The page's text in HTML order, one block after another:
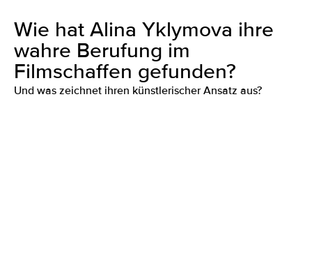
Wie hat Alina Yklymova ihre
wahre Berufung im
Filmschaffen gefunden?
Und was zeichnet ihren künstlerischer Ansatz aus?